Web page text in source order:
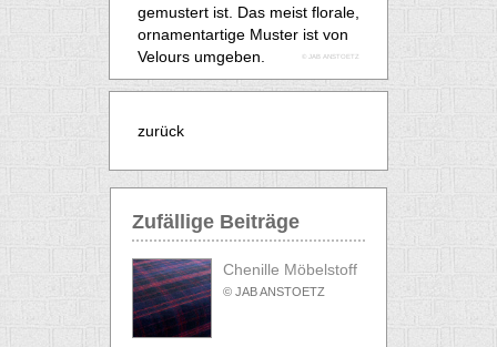
gemustert ist. Das meist florale,
ornamentartige Muster ist von
Velours umgeben.
© JAB ANSTOETZ
zurück
Zufällige Beiträge
Chenille Möbelstoff
© JAB ANSTOETZ